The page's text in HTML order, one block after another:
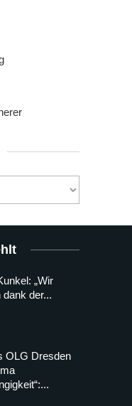
„Wir
der...
OLG Dresden